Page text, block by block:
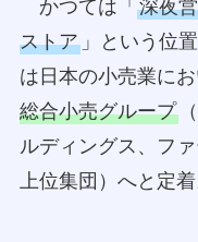
かつては「 深夜
ストア」という位
は日本の小売業に
総合小売グループ
ルディングス、フ
上位集団）へと定着